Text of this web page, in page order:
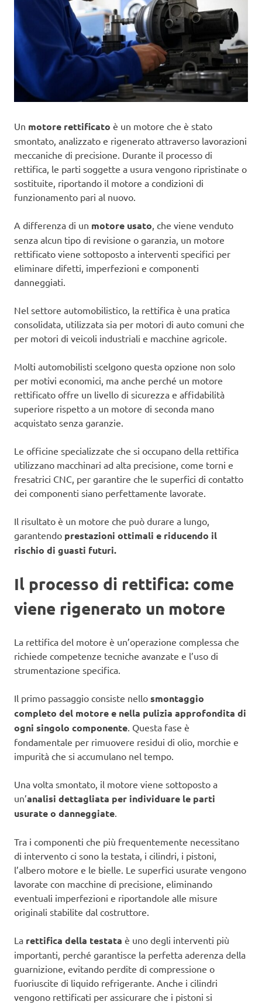
Un motore rettificato è un motore che è stato
smontato, analizzato e rigenerato attraverso lavorazioni
meccaniche di precisione. Durante il processo di
rettifica, le parti soggette a usura vengono ripristinate o
sostituite, riportando il motore a condizioni di
funzionamento pari al nuovo.
A differenza di un motore usato, che viene venduto
senza alcun tipo di revisione o garanzia, un motore
rettificato viene sottoposto a interventi specifici per
eliminare difetti, imperfezioni e componenti
danneggiati.
Nel settore automobilistico, la rettifica è una pratica
consolidata, utilizzata sia per motori di auto comuni che
per motori di veicoli industriali e macchine agricole.
Molti automobilisti scelgono questa opzione non solo
per motivi economici, ma anche perché un motore
rettificato offre un livello di sicurezza e affidabilità
superiore rispetto a un motore di seconda mano
acquistato senza garanzie.
Le officine specializzate che si occupano della rettifica
utilizzano macchinari ad alta precisione, come torni e
fresatrici CNC, per garantire che le superfici di contatto
dei componenti siano perfettamente lavorate.
Il risultato è un motore che può durare a lungo,
garantendo prestazioni ottimali e riducendo il
rischio di guasti futuri.
Il processo di rettifica: come
viene rigenerato un motore
La rettifica del motore è un’operazione complessa che
richiede competenze tecniche avanzate e l’uso di
strumentazione specifica.
Il primo passaggio consiste nello smontaggio
completo del motore e nella pulizia approfondita di
ogni singolo componente. Questa fase è
fondamentale per rimuovere residui di olio, morchie e
impurità che si accumulano nel tempo.
Una volta smontato, il motore viene sottoposto a
un’analisi dettagliata per individuare le parti
usurate o danneggiate.
Tra i componenti che più frequentemente necessitano
di intervento ci sono la testata, i cilindri, i pistoni,
l’albero motore e le bielle. Le superfici usurate vengono
lavorate con macchine di precisione, eliminando
eventuali imperfezioni e riportandole alle misure
originali stabilite dal costruttore.
La rettifica della testata è uno degli interventi più
importanti, perché garantisce la perfetta aderenza della
guarnizione, evitando perdite di compressione o
fuoriuscite di liquido refrigerante. Anche i cilindri
vengono rettificati per assicurare che i pistoni si